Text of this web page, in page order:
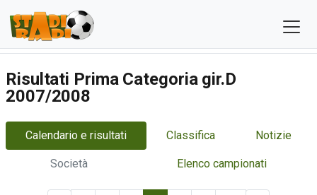
Risultati Prima Categoria gir.D
2007/2008
Calendario e risultati Classifica Notizie
Società Elenco campionati